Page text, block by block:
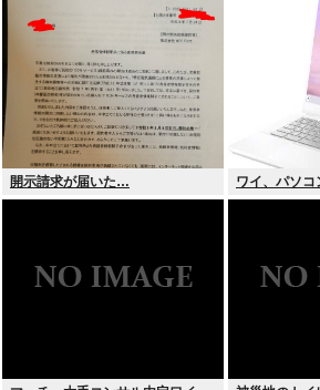
開示請求が届いた… ワイ、パソコ